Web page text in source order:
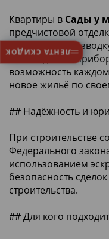
Квартиры в Сады у
предчистовой
стяжку пола,
необходимых
возможность
новое жильё по
## Надёжность и
При строительстве
Федерального
использованием
безопасность
строительства.
## Для кого
ЛЕНТА СКИДОК